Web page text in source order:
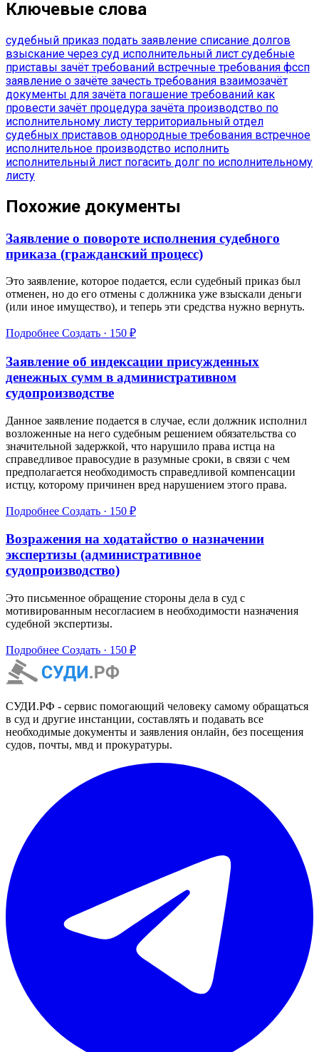
Ключевые слова
судебный приказ подать заявление списание долгов
взыскание через суд исполнительный лист судебные
приставы зачёт требований встречные требования фссп
заявление о зачёте зачесть требования взаимозачёт
документы для зачёта погашение требований как
провести зачёт процедура зачёта производство по
исполнительному листутерриториальный отдел
судебных приставов однородные требования встречное
исполнительное производство исполнить
исполнительный лист погасить долг по исполнительному
листу
Похожие документы
Заявление о повороте исполнения судебного
приказа (гражданский процесс)
Это заявление, которое подается, если судебный приказ был
отменен, но до его отмены с должника уже взыскали деньги
(или иное имущество), и теперь эти средства нужно вернуть.
Подробнее Создать · 150 ₽
Заявление об индексации присужденных
денежных сумм в административном
судопроизводстве
Данное заявление подается в случае, если должник исполнил
возложенные на него судебным решением обязательства со
значительной задержкой, что нарушило права истца на
справедливое правосудие в разумные сроки, в связи с чем
предполагается необходимость справедливой компенсации
истцу, которому причинен вред нарушением этого права.
Подробнее Создать · 150 ₽
Возражения на ходатайство о назначении
экспертизы (административное
судопроизводство)
Это письменное обращение стороны дела в суд с
мотивированным несогласием в необходимости назначения
судебной экспертизы.
Подробнее Создать · 150 ₽
СУДИ.РФ - сервис помогающий человеку самому обращаться
в суд и другие инстанции, составлять и подавать все
необходимые документы и заявления онлайн, без посещения
судов, почты, мвд и прокуратуры.